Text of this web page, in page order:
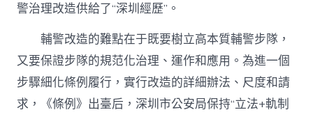
警治理改造供給了“深圳經歷”。
輔警改造的難點在于既要樹立高本質輔警步隊，
又要保證步隊的規范化治理、運作和應用。為進一個
步驟細化條例履行，實行改造的詳細辦法、尺度和請
求，《條例》出臺后，深圳市公安局保持“立法+軌制